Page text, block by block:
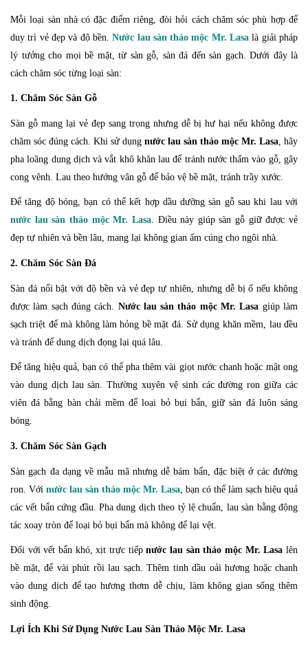
Mỗi loại sàn nhà có đặc điểm riêng, đòi hỏi cách chăm sóc phù hợp để
duy trì vẻ đẹp và độ bền.Nước lau sàn thảo mộc Mr. Lasa là giải pháp
lý tưởng cho mọi bề mặt, từ sàn gỗ, sàn đá đến sàn gạch. Dưới đây là
cách chăm sóc từng loại sàn:
1. Chăm Sóc Sàn Gỗ
Sàn gỗ mang lại vẻ đẹp sang trọng nhưng dễ bị hư hại nếu không được
chăm sóc đúng cách. Khi sử dụng nước lau sàn thảo mộc Mr. Lasa , hãy
pha loãng dung dịch và vắt khô khăn lau để tránh nước thấm vào gỗ, gây
cong vênh. Lau theo hướng vân gỗ để bảo vệ bề mặt, tránh trầy xước.
Để tăng độ bóng, bạn có thể kết hợp dầu dưỡng sàn gỗ sau khi lau với
nước lau sàn thảo mộc Mr. Lasa. Điều này giúp sàn gỗ giữ được vẻ
đẹp tự nhiên và bền lâu, mang lại không gian ấm cúng cho ngôi nhà.
2. Chăm Sóc Sàn Đá
Sàn đá nổi bật với độ bền và vẻ đẹp tự nhiên, nhưng dễ bị ố nếu không
được làm sạch đúng cách. Nước lau sàn thảo mộc Mr. Lasa giúp làm
sạch triệt để mà không làm hỏng bề mặt đá. Sử dụng khăn mềm, lau đều
và tránh để dung dịch đọng lại quá lâu.
Để tăng hiệu quả, bạn có thể pha thêm vài giọt nước chanh hoặc mật ong
vào dung dịch lau sàn. Thường xuyên vệ sinh các đường ron giữa các
viên đá bằng bàn chải mềm để loại bỏ bụi bẩn, giữ sàn đá luôn sáng
bóng.
3. Chăm Sóc Sàn Gạch
Sàn gạch đa dạng về mẫu mã nhưng dễ bám bẩn, đặc biệt ở các đường
ron. Với nước lau sàn thảo mộc Mr. Lasa , bạn có thể làm sạch hiệu quả
các vết bẩn cứng đầu. Pha dung dịch theo tỷ lệ chuẩn, lau sàn bằng động
tác xoay tròn để loại bỏ bụi bẩn mà không để lại vệt.
Đối với vết bẩn khó, xịt trực tiếpnước lau sàn thảo mộc Mr. Lasa lên
bề mặt, để vài phút rồi lau sạch. Thêm tinh dầu oải hương hoặc chanh
vào dung dịch để tạo hương thơm dễ chịu, làm không gian sống thêm
sinh động.
Lợi Ích Khi Sử Dụng Nước Lau Sàn Thảo Mộc Mr. Lasa